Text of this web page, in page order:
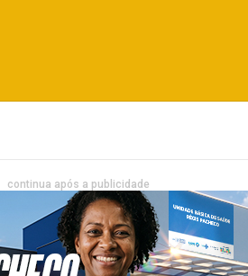
continua após a publicidade